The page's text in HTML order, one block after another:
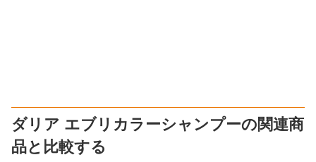
ダリア エブリカラーシャンプーの関連商
品と比較する